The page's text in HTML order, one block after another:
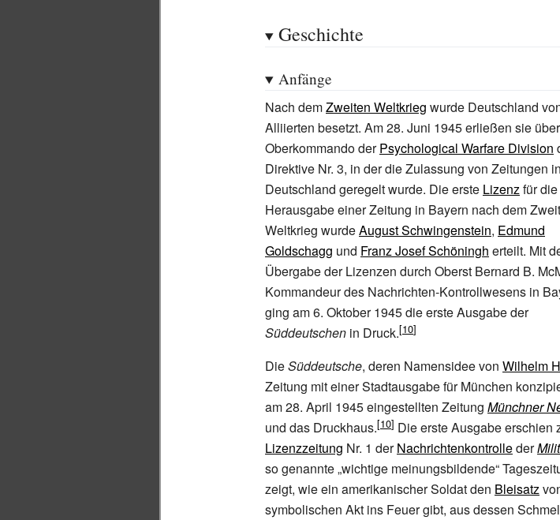
Geschichte
Anfänge
Nach demZweiten Weltkrieg wurde Deutschland
Alliierten besetzt. Am 28. Juni 1945 erließen sie
Oberkommando derPsychological Warfare Division
Direktive Nr. 3, in der die Zulassung von Zeitungen in
Deutschland geregelt wurde. Die erste Lizenzfür die
Herausgabe einer Zeitung in Bayern nach dem
Weltkrieg wurdeAugust Schwingenstein, Edmund
Goldschagg und Franz Josef Schöningh erteilt. Mit
Übergabe der Lizenzen durch Oberst Bernard B.
Kommandeur des Nachrichten-Kontrollwesens in
ging am 6. Oktober 1945 die erste Ausgabe der
Süddeutschen in Druck.
DieSüddeutsche, deren Namensidee von Wilhelm
Zeitung mit einer Stadtausgabe für München
am 28. April 1945 eingestellten Zeitung Münchner
und das Druckhaus.
Die erste Ausgabe erschien
Lizenzzeitung Nr. 1 derNachrichtenkontrolleder
so genannte „wichtige meinungsbildende“
zeigt, wie ein amerikanischer Soldat den Bleisatz
symbolischen Akt ins Feuer gibt, aus dessen